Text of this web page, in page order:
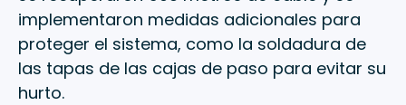
implementaron medidas adicionales para
proteger el sistema, como la soldadura de
las tapas de las cajas de paso para evitar su
hurto.